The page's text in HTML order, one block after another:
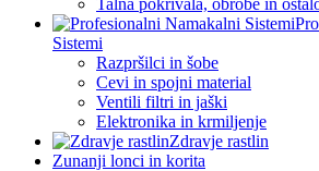
Talna pokrivala, obrobe in
Sistemi
Razpršilci in šobe
Cevi in spojni material
Ventili filtri in jaški
Elektronika in krmiljenje
Zdravje rastlin
Zunanji lonci in korita